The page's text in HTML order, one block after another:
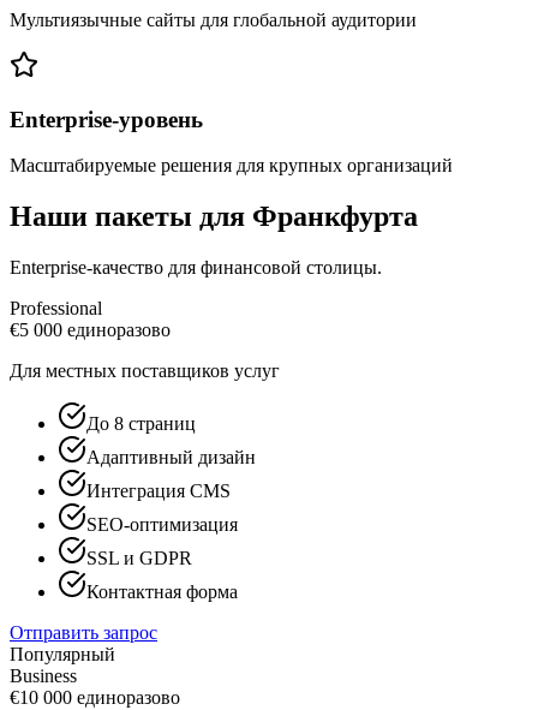
Мультиязычные сайты для глобальной аудитории
Enterprise-уровень
Масштабируемые решения для крупных организаций
Наши пакеты для Франкфурта
Enterprise-качество для финансовой столицы.
Professional
€5 000 единоразово
Для местных поставщиков услуг
До 8 страниц
Адаптивный дизайн
Интеграция CMS
SEO-оптимизация
SSL и GDPR
Контактная форма
Отправить запрос
Популярный
Business
€10 000 единоразово